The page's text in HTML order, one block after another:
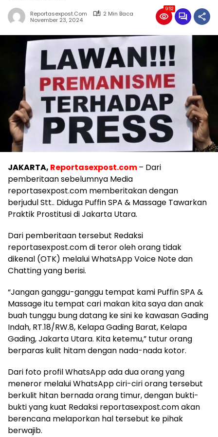
Reportasexpost.com
2 Min Baca
November 23, 2024
952
JAKARTA, Reportasexpost.com– Dari
pemberitaan sebelumnya Media
reportasexpost.com memberitakan dengan
berjudul Stt.. Diduga Puffin SPA & Massage Tawarkan
Praktik Prostitusi di Jakarta Utara.
Dari pemberitaan tersebut Redaksi
reportasexpost.com di teror oleh orang tidak
dikenal (OTK) melalui WhatsApp Voice Note dan
Chatting yang berisi.
“Jangan ganggu-ganggu tempat kami Puffin SPA &
Massage itu tempat cari makan kita saya dan anak
buah tunggu bung datang ke sini ke kawasan Gading
Indah, RT.18/RW.8, Kelapa Gading Barat, Kelapa
Gading, Jakarta Utara. Kita ketemu,” tutur orang
berparas kulit hitam dengan nada-nada kotor.
Dari foto profil WhatsApp ada dua orang yang
meneror melalui WhatsApp ciri-ciri orang tersebut
berkulit hitan bernada orang timur, dengan bukti-
bukti yang kuat Redaksi reportasexpost.com akan
berencana melaporkan hal tersebut ke pihak
berwajib.